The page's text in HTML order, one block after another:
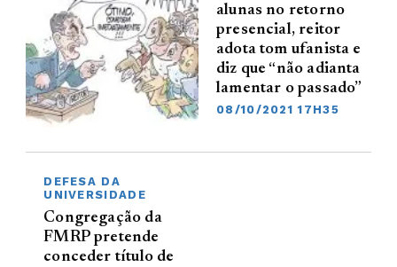
alunas no retorno
presencial, reitor
adota tom ufanista e
diz que “não adianta
lamentar o passado”
08/10/2021 17H35
DEFESA DA
UNIVERSIDADE
Congregação da
FMRP pretende
conceder título de